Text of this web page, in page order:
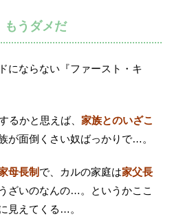
もうダメだ
にならない『ファースト・キ
るかと思えば、 家族とのいざこ
が面倒くさい奴ばっかりで…。
母長制 で、カルの家庭は家父長
ざいのなんの…。というかここ
見えてくる…。